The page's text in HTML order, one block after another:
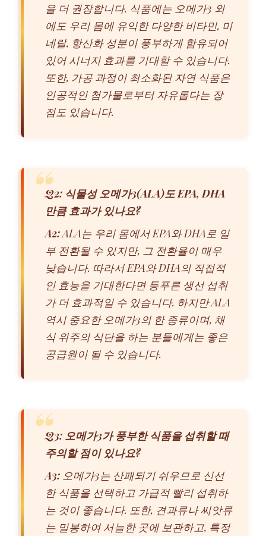
을 더 권장합니다. 식품에는 오메가3 외
에도 우리 몸에 유익한 다양한 비타민, 미
네랄, 항산화 성분이 풍부하게 함유되어
있어 시너지 효과를 기대할 수 있습니다.
또한, 가공 과정이 최소화된 자연 식품은
인공적인 첨가물로부터 자유롭다는 장
점도 있습니다.
Q2: 식물성 오메가3(ALA)도 EPA, DHA
만큼 효과가 있나요?
A2:ALA는 우리 몸에서 EPA와 DHA로 일
부 전환될 수 있지만, 그 전환율이 매우
낮습니다. 따라서 EPA와 DHA의 직접적
인 효능을 기대한다면 등푸른 생선 섭취
가 더 효과적일 수 있습니다. 하지만 ALA
역시 중요한 오메가3의 한 종류이며, 채
식 위주의 식단을 하는 분들에게는 좋은
공급원이 될 수 있습니다.
Q3: 오메가3가 풍부한 식품을 섭취할 때
주의할 점이 있나요?
A3:오메가3는 산패되기 쉬우므로 신선
한 식품을 선택하고 가급적 빨리 섭취하
는 것이 좋습니다. 또한, 견과류나 씨앗류
는 밀봉하여 서늘한 곳에 보관하고, 특정